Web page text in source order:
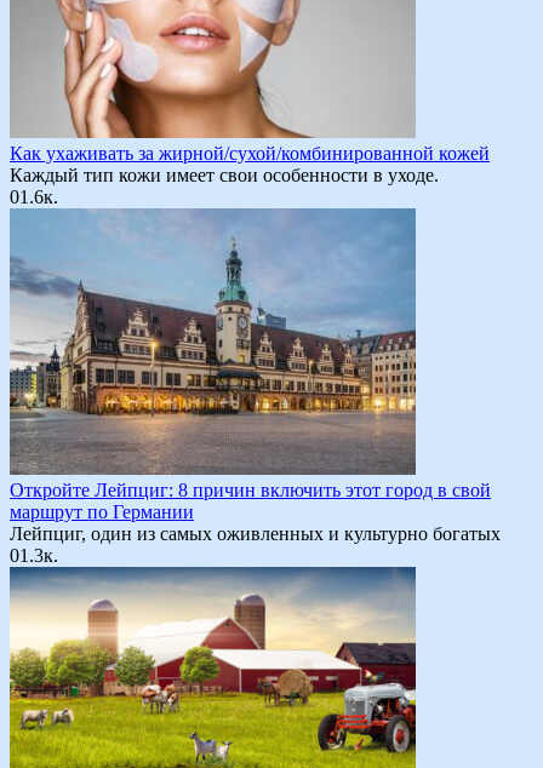
Как ухаживать за жирной/сухой/комбинированной кожей
Каждый тип кожи имеет свои особенности в уходе.
01.6к.
Откройте Лейпциг: 8 причин включить этот город в свой
маршрут по Германии
Лейпциг, один из самых оживленных и культурно богатых
01.3к.